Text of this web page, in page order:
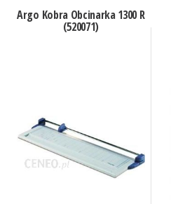
Argo Kobra Obcinarka 1300 R
(520071)